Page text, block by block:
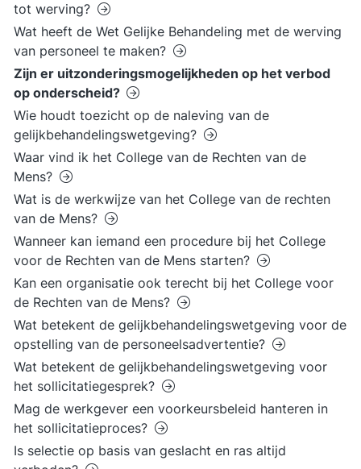
tot werving?
Wat heeft de Wet Gelijke Behandeling met de werving
van personeel te maken?
Zijn er uitzonderingsmogelijkheden op het verbod
op onderscheid?
Wie houdt toezicht op de naleving van de
gelijkbehandelingswetgeving?
Waar vind ik het College van de Rechten van de
Mens?
Wat is de werkwijze van het College van de rechten
van de Mens?
Wanneer kan iemand een procedure bij het College
voor de Rechten van de Mens starten?
Kan een organisatie ook terecht bij het College voor
de Rechten van de Mens?
Wat betekent de gelijkbehandelingswetgeving voor de
opstelling van de personeelsadvertentie?
Wat betekent de gelijkbehandelingswetgeving voor
het sollicitatiegesprek?
Mag de werkgever een voorkeursbeleid hanteren in
het sollicitatieproces?
Is selectie op basis van geslacht en ras altijd